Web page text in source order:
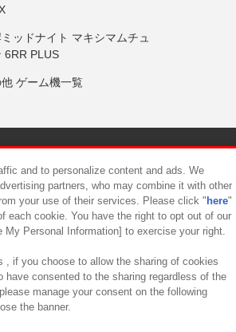
ッドナイト マキシマムチュ
6RR PLUS
ゲーム機一覧
について カスタマーハラスメント対応方針
and to personalize content and ads. We
partners, who may combine it with other
your use of their services. Please click " here"
each cookie. You have the right to opt out of our
Personal Information] to exercise your right.
, if you choose to allow the sharing of cookies
have consented to the sharing regardless of the
manage your consent on the following
the banner.